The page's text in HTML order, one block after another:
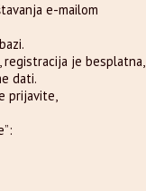
e-mailom
je besplatna,
dati.
prijavite,